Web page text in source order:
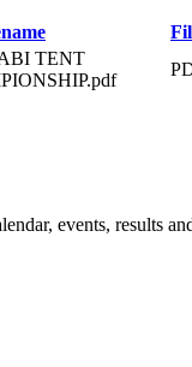
TENT
events, results